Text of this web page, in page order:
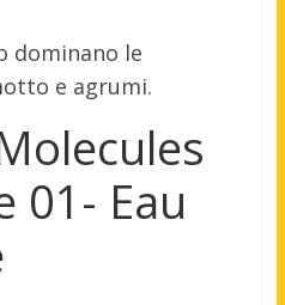
dominano le
e agrumi.
01- Eau